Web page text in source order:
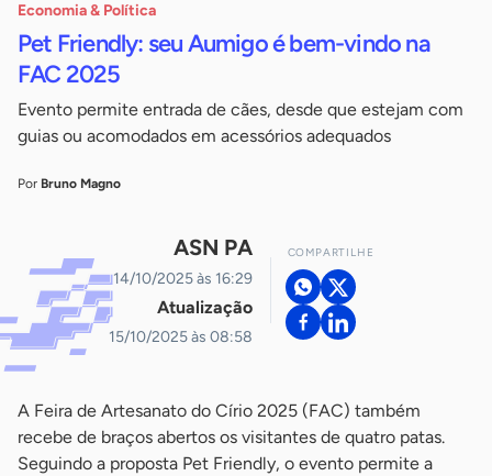
Economia & Política
Pet Friendly: seu Aumigo é bem-vindo na
FAC 2025
Evento permite entrada de cães, desde que estejam com
guias ou acomodados em acessórios adequados
Por Bruno Magno
ASN PA
14/10/2025 às 16:29
Atualização
15/10/2025 às 08:58
COMPARTILHE
A Feira de Artesanato do Círio 2025 (FAC) também
recebe de braços abertos os visitantes de quatro patas.
Seguindo a proposta Pet Friendly, o evento permite a